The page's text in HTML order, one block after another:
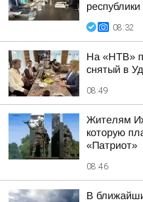
республики
08:32
На «НТВ»
снятый в
08:49
Жителям
которую
«Патриот»
08:46
В